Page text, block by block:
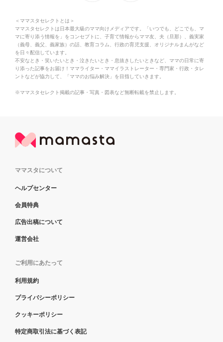
＜ママスタセレクトとは＞
ママスタセレクトは日本最大級のママ向けメディアです。「いつでも、どこでも、マ
マに寄り添う情報を」をコンセプトに、子育て情報からママ友、夫（旦那）、義実家
（義母、義父、義家族）の話、教育コラム、行政の育児支援、オリジナルまんがなど
を日々配信しています。
不安なとき・笑いたいとき・泣きたいとき・息抜きしたいときなど、ママの日常に寄
り添った記事をお届け！ママライター・ママイラストレーター・専門家・行政・タレ
ントなどが協力して、「ママのお悩み解決」を目指していきます。
※ママスタセレクト掲載の記事・写真・図表など無断転載を禁止します。
ママスタについて
ヘルプセンター
会員特典
広告出稿について
運営会社
ご利用にあたって
利用規約
プライバシーポリシー
クッキーポリシー
特定商取引法に基づく表記